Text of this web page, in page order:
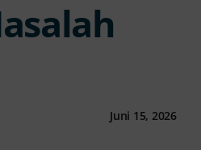
Juni 15, 2026